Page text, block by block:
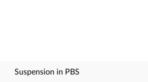
Suspension in PBS